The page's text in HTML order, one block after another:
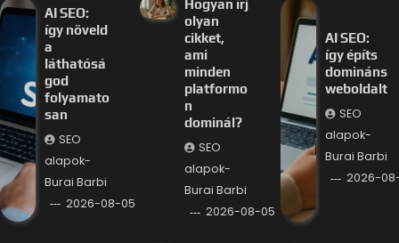
AI SEO:
így növeld
a
láthatósá
god
folyamato
san
SEO
alapok-
Burai Barbi
2026-08-05
Hogyan írj
olyan
cikket,
ami
minden
platformo
n
dominál?
SEO
alapok-
Burai Barbi
2026-08-05
AI SEO:
így építs
domináns
weboldalt
SEO
alapok-
Burai Barbi
2026-